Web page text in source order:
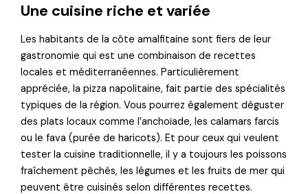
Une cuisine riche et variée
Les habitants de la côte amalfitaine sont fiers de leur
gastronomie qui est une combinaison de recettes
locales et méditerranéennes. Particulièrement
appréciée, la pizza napolitaine, fait partie des spécialités
typiques de la région. Vous pourrez également déguster
des plats locaux comme l’anchoïade, les calamars farcis
ou le fava (purée de haricots). Et pour ceux qui veulent
tester la cuisine traditionnelle, il y a toujours les poissons
fraîchement pêchés, les légumes et les fruits de mer qui
peuvent être cuisinés selon différentes recettes.